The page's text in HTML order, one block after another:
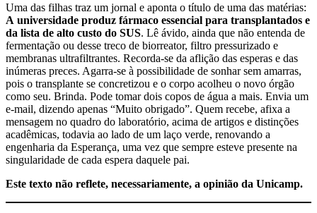
Uma das filhas traz um jornal e aponta o título de uma das matérias:
A universidade produz fármaco essencial para transplantados e
da lista de alto custo do SUS. Lê ávido, ainda que não entenda de
fermentação ou desse treco de biorreator, filtro pressurizado e
membranas ultrafiltrantes. Recorda-se da aflição das esperas e das
inúmeras preces. Agarra-se à possibilidade de sonhar sem amarras,
pois o transplante se concretizou e o corpo acolheu o novo órgão
como seu. Brinda. Pode tomar dois copos de água a mais. Envia um
e-mail, dizendo apenas “Muito obrigado”. Quem recebe, afixa a
mensagem no quadro do laboratório, acima de artigos e distinções
acadêmicas, todavia ao lado de um laço verde, renovando a
engenharia da Esperança, uma vez que sempre esteve presente na
singularidade de cada espera daquele pai.
Este texto não reflete, necessariamente, a opinião da Unicamp.